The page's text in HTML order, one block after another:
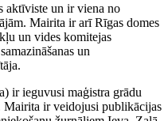
aktīviste un ir viena no
Mairita ir arī Rīgas domes
un vides komitejas
un
ir ieguvusi maģistra grādu
Mairita ir veidojusi publikācijas